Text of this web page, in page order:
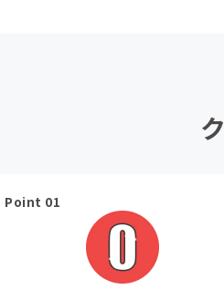
Point 01